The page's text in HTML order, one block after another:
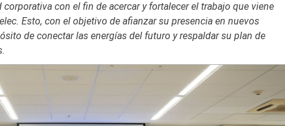
con el fin de acercar y fortalecer el trabajo que viene
Esto, con el objetivo de afianzar su presencia en nuevos
de conectar las energías del futuro y respaldar su plan de